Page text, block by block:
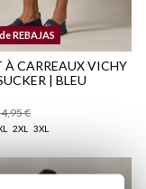
REBAJAS
À CARREAUX VICHY
| BLEU
€
2XL 3XL